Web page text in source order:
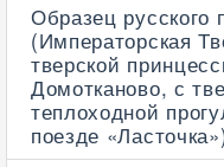
Образец русского
(Императорская
тверской
Домотканово, с
теплоходной
поезде